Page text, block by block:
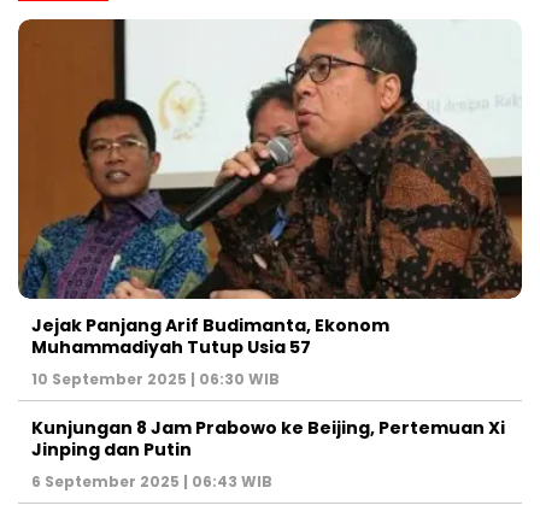
Jejak Panjang Arif Budimanta, Ekonom
Muhammadiyah Tutup Usia 57
10 September 2025 | 06:30 WIB
Kunjungan 8 Jam Prabowo ke Beijing, Pertemuan Xi
Jinping dan Putin
6 September 2025 | 06:43 WIB